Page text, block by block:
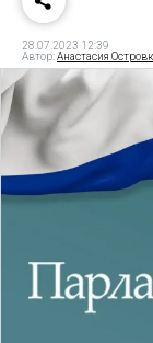
28.07.2023 12:39
Автор:Анастасия